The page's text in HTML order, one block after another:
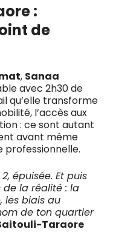
:
de
, Sanaa
avec 2h30 de
qu’elle transforme
l’accès aux
: ce sont autant
avant même
professionnelle.
épuisée. Et puis
de la réalité : la
les biais au
de ton quartier
Taraore